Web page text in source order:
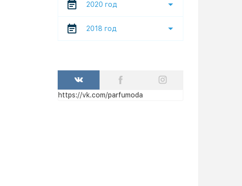
2020 год
2018 год
https://vk.com/parfumoda